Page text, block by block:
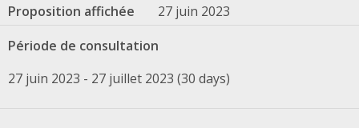
Proposition affichée
27 juin 2023
Période de consultation
27 juin 2023 - 27 juillet 2023 (30 days)